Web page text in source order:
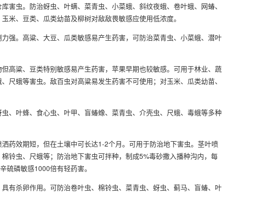
虫。防治蚜虫、叶螨、菜青虫、小菜蛾、斜纹夜蛾、卷叶蛾、网蝽、
米、豆类、瓜类幼苗及柳树对敌敌畏敏感应使用低浓度。
。高粱、大豆、瓜类敏感易产生药害，可防治菜青虫、小菜蛾、潜叶
粱、豆类特别敏感易产生药害，苹果早期也较敏感。可用于林业、蔬
蛾等害虫。敌百虫对高粱易发生药害不可使用；对玉米、瓜类幼苗、
叶蜂、食心虫、叶甲、盲蝽蟓、菜青虫、介壳虫、尺蛾、毒蛾等多种
效期短，但在土壤中可长达1-2个月。可用于防治地下害虫。茎叶喷
铃虫、尺蛾等；防治地下害虫可拌种，制成5%毒砂撒入播种沟内，每
硫磷敏感1000倍有轻药害。
杀卵作用。可防治卷叶虫、棉铃虫、菜青虫、蚜虫、蓟马、盲蝽、叶